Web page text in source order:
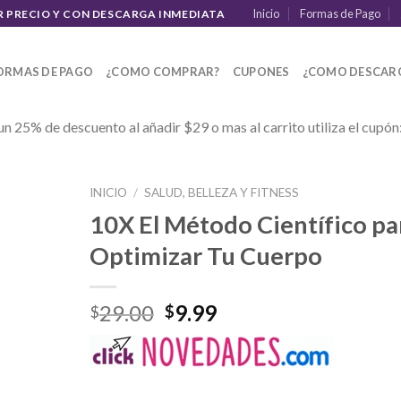
PRECIO Y CON DESCARGA INMEDIATA Inicio Formas de Pago
DE PAGO ¿COMO COMPRAR? CUPONES ¿COMO
25% de descuento al añadir $29 o mas al carrito utiliza el cupón:
INICIO / SALUD, BELLEZA Y FITNESS
10X El Método Científico
Optimizar Tu Cuerpo
$29.00 $9.99